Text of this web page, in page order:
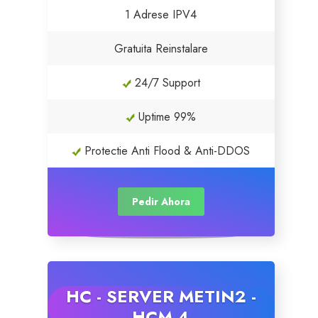
1 Adrese IPV4
Gratuita Reinstalare
24/7 Support
Uptime 99%
Protectie Anti Flood & Anti-DDOS
Pedir Ahora
HC - SERVER METIN2 -